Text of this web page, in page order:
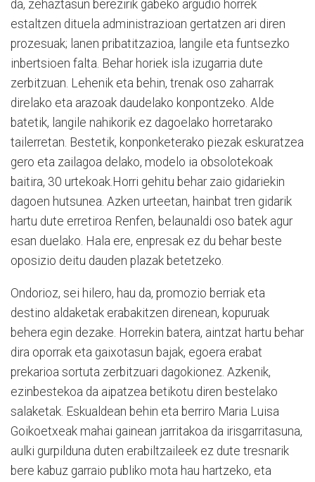
da, zehaztasun berezirik gabeko argudio horrek
estaltzen dituela administrazioan gertatzen ari diren
prozesuak; lanen pribatitzazioa, langile eta funtsezko
inbertsioen falta. Behar horiek isla izugarria dute
zerbitzuan. Lehenik eta behin, trenak oso zaharrak
direlako eta arazoak daudelako konpontzeko. Alde
batetik, langile nahikorik ez dagoelako horretarako
tailerretan. Bestetik, konponketerako piezak eskuratzea
gero eta zailagoa delako, modelo ia obsolotekoak
baitira, 30 urtekoak.Horri gehitu behar zaio gidariekin
dagoen hutsunea. Azken urteetan, hainbat tren gidarik
hartu dute erretiroa Renfen, belaunaldi oso batek agur
esan duelako. Hala ere, enpresak ez du behar beste
oposizio deitu dauden plazak betetzeko.
Ondorioz, sei hilero, hau da, promozio berriak eta
destino aldaketak erabakitzen direnean, kopuruak
behera egin dezake. Horrekin batera, aintzat hartu behar
dira oporrak eta gaixotasun bajak, egoera erabat
prekarioa sortuta zerbitzuari dagokionez. Azkenik,
ezinbestekoa da aipatzea betikotu diren bestelako
salaketak. Eskualdean behin eta berriro Maria Luisa
Goikoetxeak mahai gainean jarritakoa da irisgarritasuna,
aulki gurpilduna duten erabiltzaileek ez dute tresnarik
bere kabuz garraio publiko mota hau hartzeko, eta